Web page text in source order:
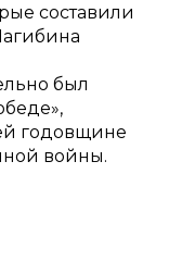
составили
был
годовщине
войны.